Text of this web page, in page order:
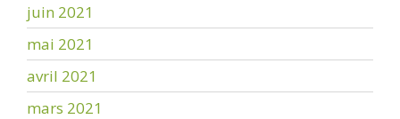
juin 2021
mai 2021
avril 2021
mars 2021